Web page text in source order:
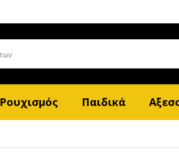
Ρουχισμός Παιδικά